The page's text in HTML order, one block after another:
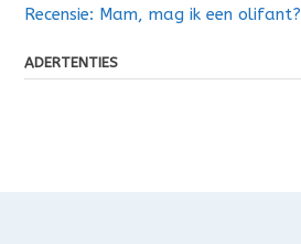
Recensie: Mam, mag ik een olifant?
ADERTENTIES